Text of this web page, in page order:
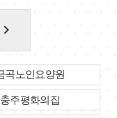
keyboard_arrow_right
곡노인요양원
충주평화의집